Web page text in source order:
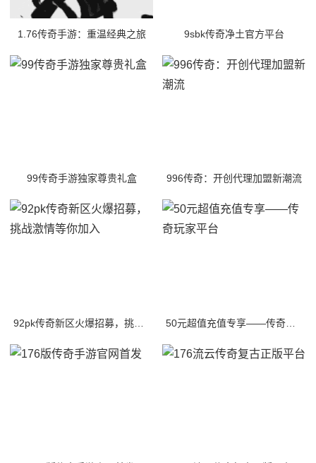
1.76传奇手游：重温经典之旅 9sbk传奇净土官方平台
99传奇手游独家尊贵礼盒 996传奇：开创代理加盟新潮流